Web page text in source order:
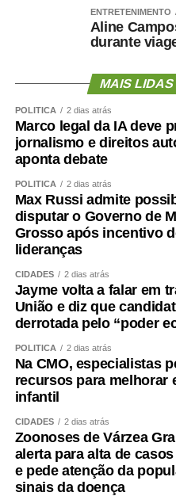
referências a pornografia
contra criança ou
a mudança deixa mais
adolescentes.
Agência Senado
citação da Agência Senado)
WhatsApp
ENTRETENIMENTO
Aline
durante
MAIS
POLÍTICA 2 dias atrás
Marco legal da IA deve
jornalismo e direitos
aponta debate
POLÍTICA 2 dias atrás
Max Russi admite
disputar o Governo de
Grosso após incentivo
lideranças
CIDADES 2 dias atrás
Jayme volta a falar em
União e diz que
derrotada pelo “poder
POLÍTICA 2 dias atrás
Na CMO, especialistas
recursos para melhorar
infantil
CIDADES 2 dias atrás
Zoonoses de Várzea
alerta para alta de
e pede atenção da
sinais da doença